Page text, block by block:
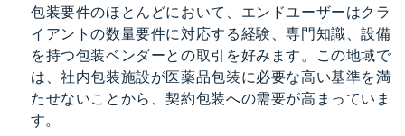
包装要件のほとんどにおいて、エンドユーザーはクラ
イアントの数量要件に対応する経験、専門知識、設備
を持つ包装ベンダーとの取引を好みます。この地域で
は、社内包装施設が医薬品包装に必要な高い基準を満
たせないことから、契約包装への需要が高まっていま
す。